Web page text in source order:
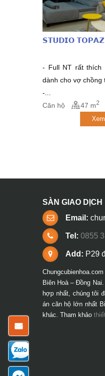
𝗦𝗧𝗨𝗗𝗜𝗢
- Full NT rất thích
dành cho vợ chồng
-...
Căn hộ
47 m2
SÀN GIAO
Email:
Tel: 0855
Add: P29
Biên Hoà – Đồng
hợp nhất, chúng tôi
án căn hộ lớn nhất
khác. Tham khảo